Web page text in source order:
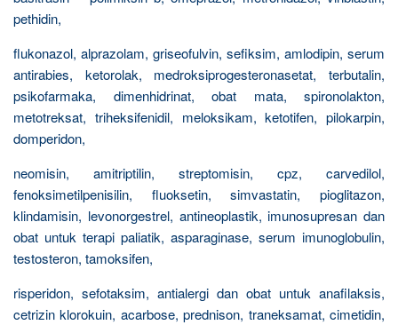
pethidin,
flukonazol, alprazolam, griseofulvin, sefiksim, amlodipin, serum
antirabies, ketorolak, medroksiprogesteronasetat, terbutalin,
psikofarmaka, dimenhidrinat, obat mata, spironolakton,
metotreksat, triheksifenidil, meloksikam, ketotifen, pilokarpin,
domperidon,
neomisin, amitriptilin, streptomisin, cpz, carvedilol,
fenoksimetilpenisilin, fluoksetin, simvastatin, pioglitazon,
klindamisin, levonorgestrel, antineoplastik, imunosupresan dan
obat untuk terapi paliatik, asparaginase, serum imunoglobulin,
testosteron, tamoksifen,
risperidon, sefotaksim, antialergi dan obat untuk anafilaksis,
cetrizin klorokuin, acarbose, prednison, traneksamat, cimetidin,